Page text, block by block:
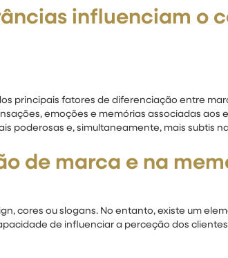
influenciam o
principais fatores de diferenciação entre
emoções e memórias associadas aos
poderosas e, simultaneamente, mais subtis
de marca e na
cores ou slogans. No entanto, existe um
de influenciar a perceção dos